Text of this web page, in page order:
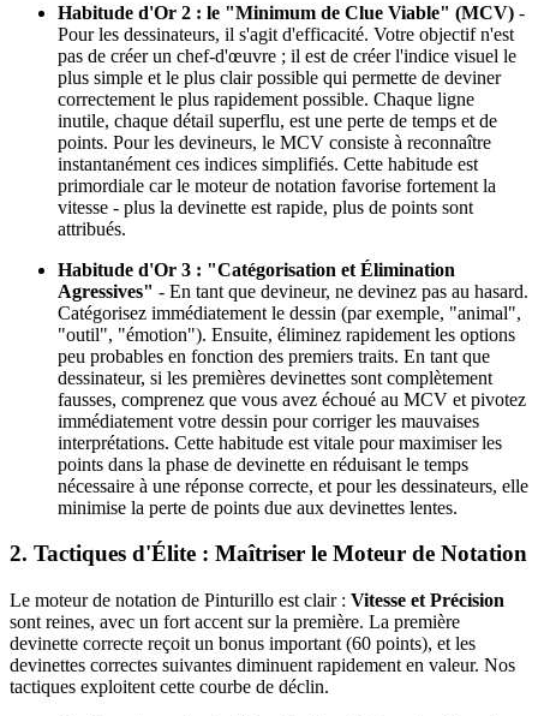
Habitude d'Or 2 : le "Minimum de Clue Viable" (MCV) -
Pour les dessinateurs, il s'agit d'efficacité. Votre objectif n'est
pas de créer un chef-d'œuvre ; il est de créer l'indice visuel le
plus simple et le plus clair possible qui permette de deviner
correctement le plus rapidement possible. Chaque ligne
inutile, chaque détail superflu, est une perte de temps et de
points. Pour les devineurs, le MCV consiste à reconnaître
instantanément ces indices simplifiés. Cette habitude est
primordiale car le moteur de notation favorise fortement la
vitesse - plus la devinette est rapide, plus de points sont
attribués.
Habitude d'Or 3 : "Catégorisation et Élimination
Agressives" - En tant que devineur, ne devinez pas au hasard.
Catégorisez immédiatement le dessin (par exemple, "animal",
"outil", "émotion"). Ensuite, éliminez rapidement les options
peu probables en fonction des premiers traits. En tant que
dessinateur, si les premières devinettes sont complètement
fausses, comprenez que vous avez échoué au MCV et pivotez
immédiatement votre dessin pour corriger les mauvaises
interprétations. Cette habitude est vitale pour maximiser les
points dans la phase de devinette en réduisant le temps
nécessaire à une réponse correcte, et pour les dessinateurs, elle
minimise la perte de points due aux devinettes lentes.
2. Tactiques d'Élite : Maîtriser le Moteur de Notation
Le moteur de notation de Pinturillo est clair : Vitesse et Précision
sont reines, avec un fort accent sur la première. La première
devinette correcte reçoit un bonus important (60 points), et les
devinettes correctes suivantes diminuent rapidement en valeur. Nos
tactiques exploitent cette courbe de déclin.